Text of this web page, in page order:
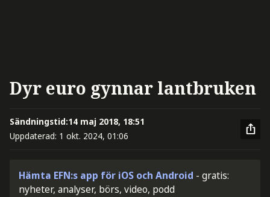
Dyr euro gynnar lantbruken
Sändningstid:14 maj 2018, 18:51
Uppdaterad: 1 okt. 2024, 01:06
Hämta EFN:s app för iOS och Android - gratis:
nyheter, analyser, börs, video, podd